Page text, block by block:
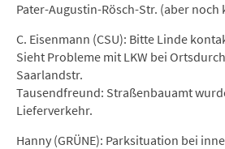
Pater-Augustin-Rösch-Str. (aber noch
C. Eisenmann (CSU): Bitte Linde
Sieht Probleme mit LKW bei
Saarlandstr.
Tausendfreund: Straßenbauamt
Lieferverkehr.
Hanny (GRÜNE): Parksituation bei